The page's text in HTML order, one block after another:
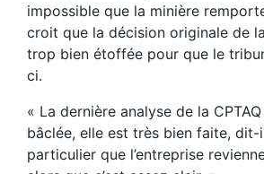
impossible que la minière
croit que la décision originale de
trop bien étoffée pour que le
ci.
« La dernière analyse de la
bâclée, elle est très bien faite, dit-
particulier que l’entreprise